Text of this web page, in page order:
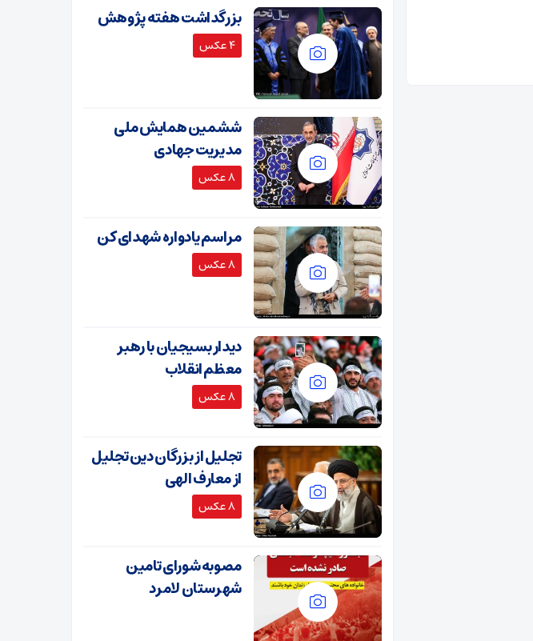
بزرگداشت هفته پژوهش
4 عکس
ششمین همایش ملی
مدیریت جهادی
8 عکس
مراسم یادواره شهدای کن
8 عکس
دیدار بسیجیان با رهبر
معظم انقلاب
8 عکس
تجلیل از بزرگان دین تجلیل
از معارف الهی
8 عکس
مصوبه شورای تامین
شهرستان لامرد